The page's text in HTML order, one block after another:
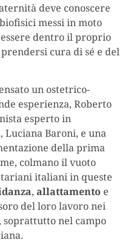
deve conoscere
messi in moto
dentro il proprio
cura di sé e del
un ostetrico-
esperienza, Roberto
esperto in
Baroni, e una
della prima
colmano il vuoto
italiani in queste
, allattamento e
del loro lavoro nei
nel campo